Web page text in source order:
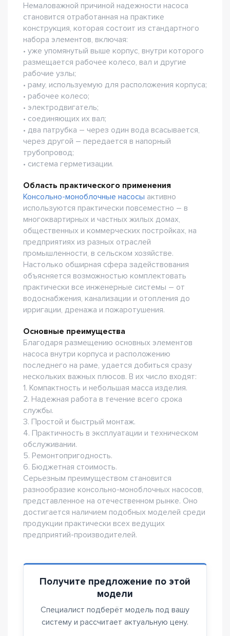
Немаловажной причиной надежности насоса
становится отработанная на практике
конструкция, которая состоит из стандартного
набора элементов, включая:
• уже упомянутый выше корпус, внутри которого
размещается рабочее колесо, вал и другие
рабочие узлы;
• раму, используемую для расположения корпуса;
• рабочее колесо;
• электродвигатель;
• соединяющих их вал;
• два патрубка – через один вода всасывается,
через другой – передается в напорный
трубопровод;
• система герметизации.
Область практического применения
Консольно-моноблочные насосы активно
используются практически повсеместно – в
многоквартирных и частных жилых домах,
общественных и коммерческих постройках, на
предприятиях из разных отраслей
промышленности, в сельском хозяйстве.
Настолько обширная сфера задействования
объясняется возможностью комплектовать
практически все инженерные системы – от
водоснабжения, канализации и отопления до
ирригации, дренажа и пожаротушения.
Основные преимущества
Благодаря размещению основных элементов
насоса внутри корпуса и расположению
последнего на раме, удается добиться сразу
нескольких важных плюсов. В их число входят:
1. Компактность и небольшая масса изделия.
2. Надежная работа в течение всего срока
службы.
3. Простой и быстрый монтаж.
4. Практичность в эксплуатации и техническом
обслуживании.
5. Ремонтопригодность.
6. Бюджетная стоимость.
Серьезным преимуществом становится
разнообразие консольно-моноблочных насосов,
представленное на отечественном рынке. Оно
достигается наличием подобных моделей среди
продукции практически всех ведущих
предприятий-производителей.
Получите предложение по этой
модели
Специалист подберёт модель под вашу
систему и рассчитает актуальную цену.